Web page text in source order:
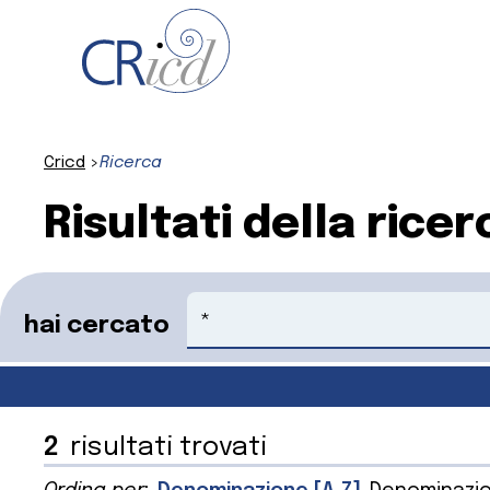
Cricd Ricerca
Risultati della
hai cercato
Cerca
2 risultati trovati